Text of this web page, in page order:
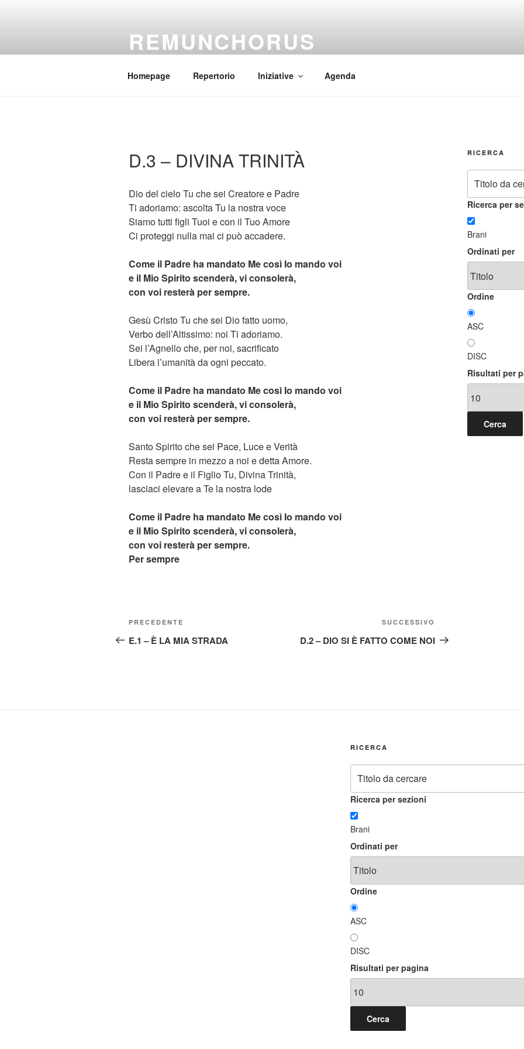
REMUNCHORUS
Homepage Repertorio Iniziative Agenda
D.3 – DIVINA TRINITÀ
Dio del cielo Tu che sei Creatore e Padre
Ti adoriamo: ascolta Tu la nostra voce
Siamo tutti figli Tuoi e con il Tuo Amore
Ci proteggi nulla mai ci può accadere.
Come il Padre ha mandato Me così Io mando voi
e il Mio Spirito scenderà, vi consolerà,
con voi resterà per sempre.
Gesù Cristo Tu che sei Dio fatto uomo,
Verbo dell’Altissimo: noi Ti adoriamo.
Sei l’Agnello che, per noi, sacrificato
Libera l’umanità da ogni peccato.
Come il Padre ha mandato Me così Io mando voi
e il Mio Spirito scenderà, vi consolerà,
con voi resterà per sempre.
Santo Spirito che sei Pace, Luce e Verità
Resta sempre in mezzo a noi e detta Amore.
Con il Padre e il Figlio Tu, Divina Trinità,
lasciaci elevare a Te la nostra lode
Come il Padre ha mandato Me così Io mando voi
e il Mio Spirito scenderà, vi consolerà,
con voi resterà per sempre.
Per sempre
Navigazione
articoli
Articolo
precedente:
PRECEDENTE
E.1 – È LA MIA STRADA
successivo
SUCCESSIVO
D.2 – DIO SI È FATTO COME NOI
RICERCA
Ricerca per
Brani
Ordinati per
Ordine
ASC
DISC
Risultati per
RICERCA
Ricerca per sezioni
Brani
Ordinati per
Ordine
ASC
DISC
Risultati per pagina